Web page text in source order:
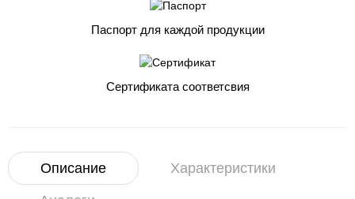
Паспорт для каждой продукции
Сертификата соответсвия
Описание Характеристики